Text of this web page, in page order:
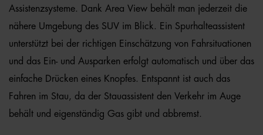
Assistenzsysteme. Dank Area View behält man jederzeit die
nähere Umgebung des SUV im Blick. Ein Spurhalteassistent
unterstützt bei der richtigen Einschätzung von Fahrsituationen
und das Ein- und Ausparken erfolgt automatisch und über das
einfache Drücken eines Knopfes. Entspannt ist auch das
Fahren im Stau, da der Stauassistent den Verkehr im Auge
behält und eigenständig Gas gibt und abbremst.